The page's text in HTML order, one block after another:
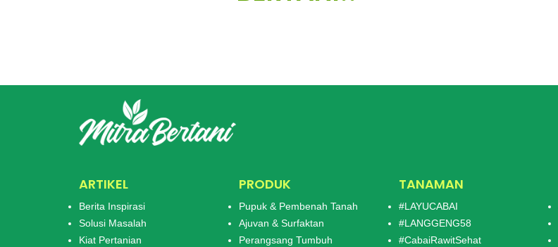
ARTIKEL
Berita Inspirasi
Solusi Masalah
Kiat Pertanian
PRODUK
Pupuk & Pembenah Tanah
Ajuvan & Surfaktan
Perangsang Tumbuh
TANAMAN
#LAYUCABAI
#LANGGENG58
#CabaiRawitSehat